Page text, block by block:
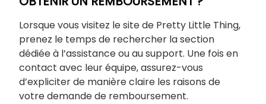
Lorsque vous visitez le site de Pretty Little Thing,
prenez le temps de rechercher la section
dédiée à l’assistance ou au support. Une fois en
contact avec leur équipe, assurez-vous
d’expliciter de manière claire les raisons de
votre demande de remboursement.